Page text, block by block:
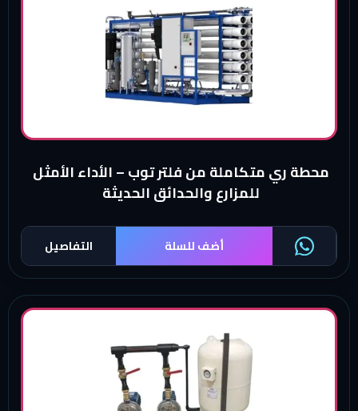
محطة ري متكاملة من فلتر توب – الأداء الأمثل
للمزارع والحدائق الحديثة
التفاصيل أضف للسلة